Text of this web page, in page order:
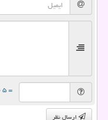
= ۵ بعلاوه ۳
ارسال نظر